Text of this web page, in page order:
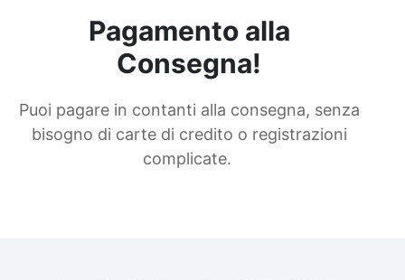
Pagamento alla
Consegna!
Puoi pagare in contanti alla consegna, senza
bisogno di carte di credito o registrazioni
complicate.